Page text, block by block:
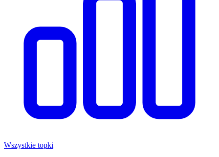
Wszystkie topki